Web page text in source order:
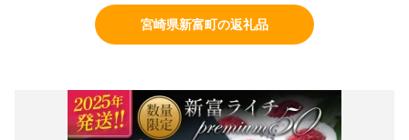
宮崎県新富町の返礼品